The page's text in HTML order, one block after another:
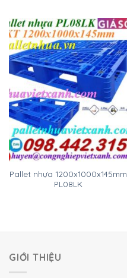
Pallet nhựa 1200x1000x145mm
PL08LK
GIỚI THIỆU